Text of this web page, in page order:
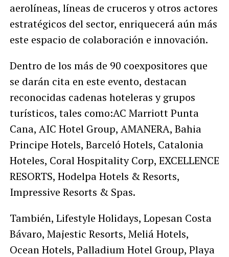
aerolíneas, líneas de cruceros y otros actores
estratégicos del sector, enriquecerá aún más
este espacio de colaboración e innovación.
Dentro de los más de 90 coexpositores que
se darán cita en este evento, destacan
reconocidas cadenas hoteleras y grupos
turísticos, tales como:AC Marriott Punta
Cana, AIC Hotel Group, AMANERA, Bahia
Principe Hotels, Barceló Hotels, Catalonia
Hoteles, Coral Hospitality Corp, EXCELLENCE
RESORTS, Hodelpa Hotels & Resorts,
Impressive Resorts & Spas.
También, Lifestyle Holidays, Lopesan Costa
Bávaro, Majestic Resorts, Meliá Hotels,
Ocean Hotels, Palladium Hotel Group, Playa